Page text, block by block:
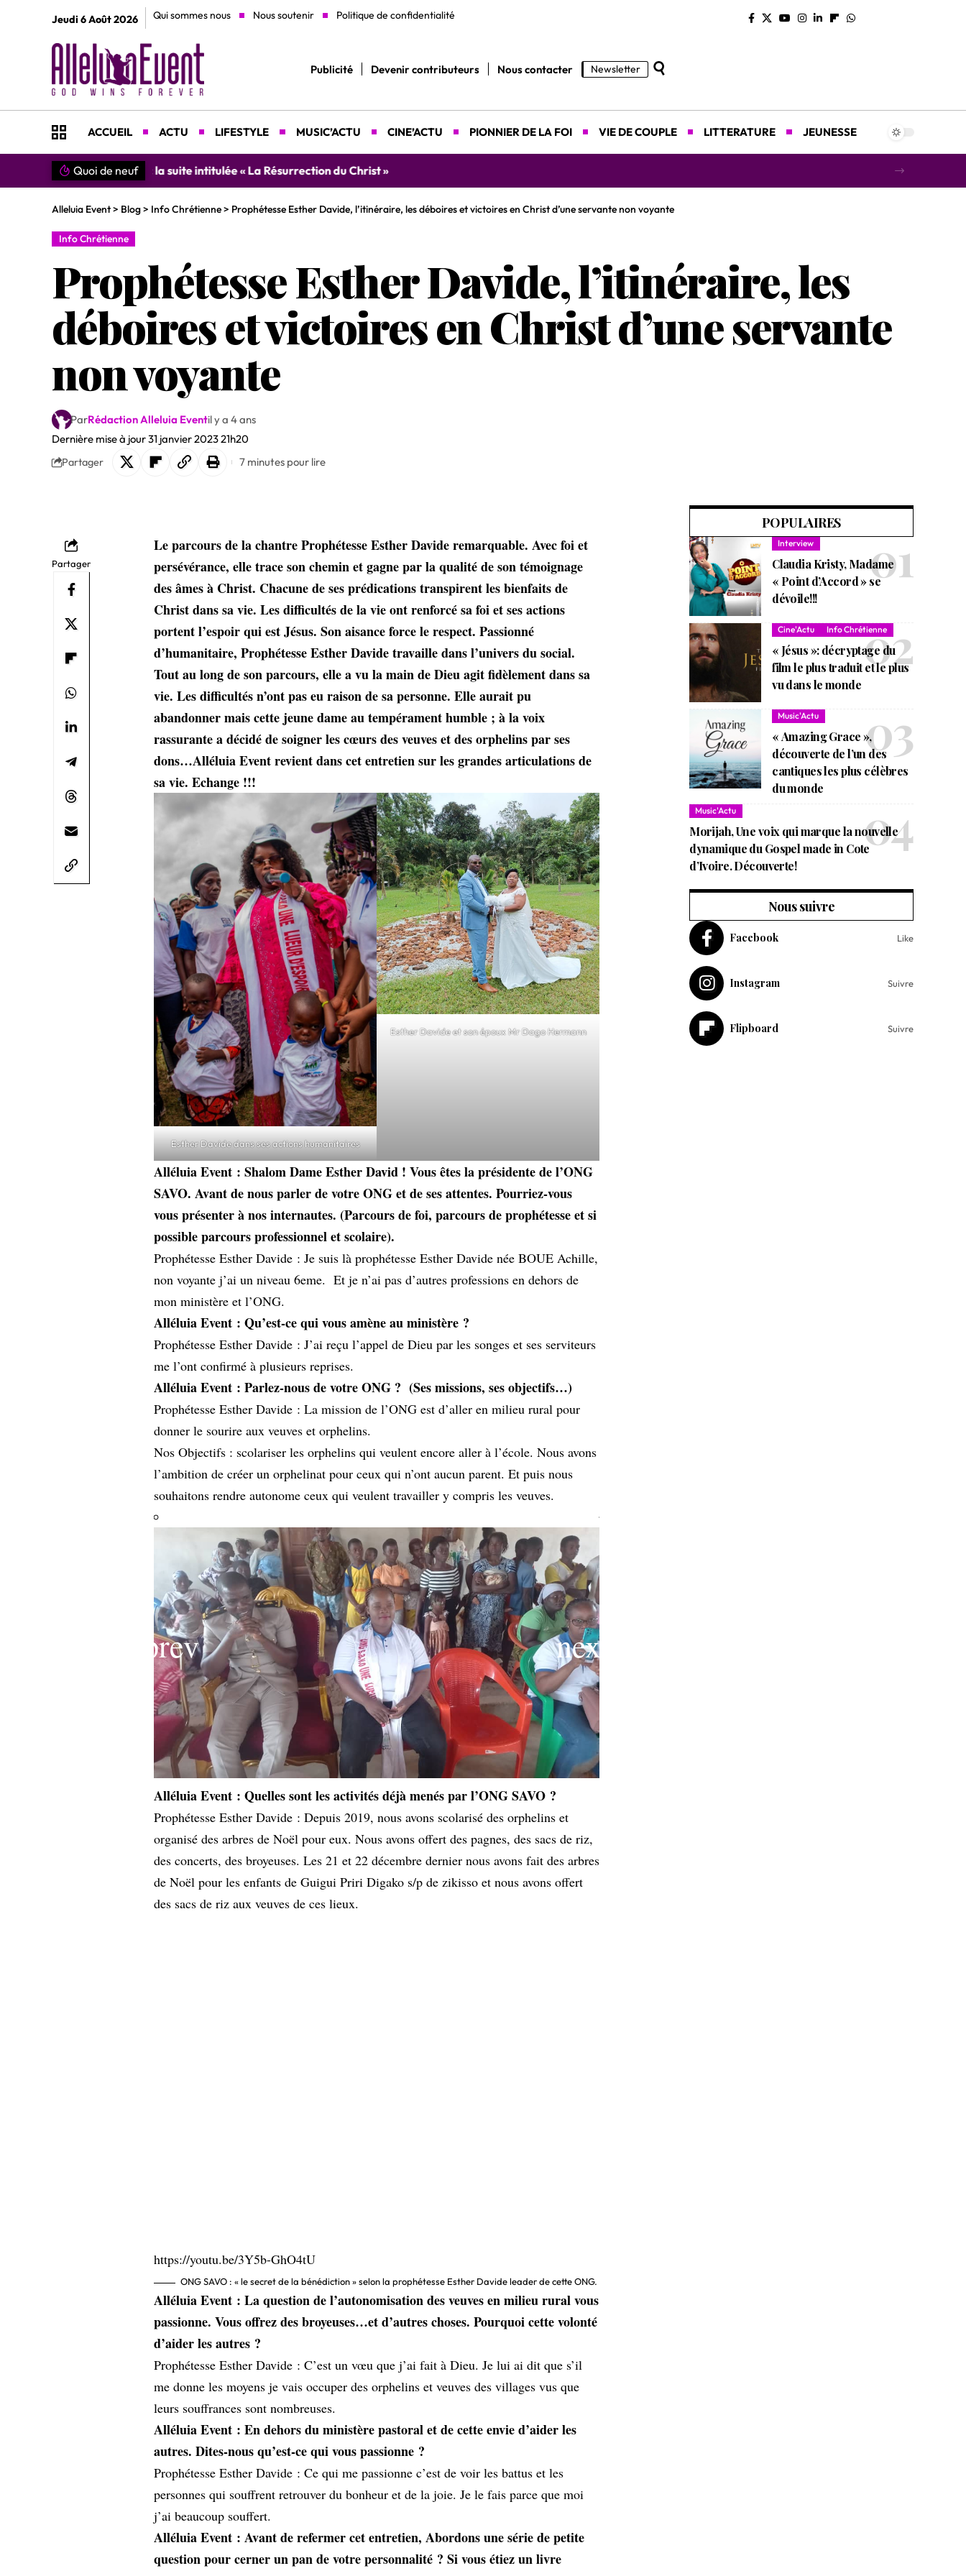
Jeudi 6 Août 2026 Qui sommes nous Nous soutenir Politique de confidentialité
Publicité Devenir contributeurs Nous contacter Newsletter
ACCUEIL ACTU LIFESTYLE MUSIC’ACTU CINE’ACTU PIONNIER DE LA FOI VIE DE COUPLE LITTERATURE JEUNESSE
Quoi de neuf »SIMPLEMENT MERCI » : Chantre Lyah donne rendez-vous le 9 août prochain à Abidjan pour un concert caritatif au profit des orphelins
Alleluia Event> Blog> Info Chrétienne> Prophétesse Esther Davide, l’itinéraire, les déboires et victoires en Christ d’une servante non voyante
Info Chrétienne
Prophétesse Esther Davide, l’itinéraire, les
déboires et victoires en Christ d’une servante
non voyante
Dernière mise à jour 31 janvier 2023 21h20
ParRédaction Alleluia Eventil y a 4 ans
Partager 7 minutes pour lire
Partager
Le parcours de la chantre Prophétesse Esther Davide remarquable. Avec foi et
persévérance, elle trace son chemin et gagne par la qualité de son témoignage
des âmes à Christ. Chacune de ses prédications transpirent les bienfaits de
Christ dans sa vie. Les difficultés de la vie ont renforcé sa foi et ses actions
portent l’espoir qui est Jésus. Son aisance force le respect. Passionné
d’humanitaire, Prophétesse Esther Davide travaille dans l’univers du social.
Tout au long de son parcours, elle a vu la main de Dieu agit fidèlement dans sa
vie. Les difficultés n’ont pas eu raison de sa personne. Elle aurait pu
abandonner mais cette jeune dame au tempérament humble ; à la voix
rassurante a décidé de soigner les cœurs des veuves et des orphelins par ses
dons…Alléluia Event revient dans cet entretien sur les grandes articulations de
sa vie. Echange !!!
Esther Davide dans ses actions humanitaires
Esther Davide et son époux Mr Dago Hermann
Alléluia Event : Shalom Dame Esther David ! Vous êtes la présidente de l’ONG
SAVO. Avant de nous parler de votre ONG et de ses attentes. Pourriez-vous
vous présenter à nos internautes. (Parcours de foi, parcours de prophétesse et si
possible parcours professionnel et scolaire).
Prophétesse Esther Davide : Je suis là prophétesse Esther Davide née BOUE Achille,
non voyante j’ai un niveau 6eme. Et je n’ai pas d’autres professions en dehors de
mon ministère et l’ONG.
Alléluia Event :Qu’est-ce qui vous amène au ministère ?
Prophétesse Esther Davide : J’ai reçu l’appel de Dieu par les songes et ses serviteurs
me l’ont confirmé à plusieurs reprises.
Alléluia Event :Parlez-nous de votre ONG ? (Ses missions, ses objectifs…)
Prophétesse Esther Davide : La mission de l’ONG est d’aller en milieu rural pour
donner le sourire aux veuves et orphelins.
Nos Objectifs : scolariser les orphelins qui veulent encore aller à l’école. Nous avons
l’ambition de créer un orphelinat pour ceux qui n’ont aucun parent. Et puis nous
souhaitons rendre autonome ceux qui veulent travailler y compris les veuves.
Alléluia Event :Quelles sont les activités déjà menés par l’ONG SAVO ?
Prophétesse Esther Davide : Depuis 2019, nous avons scolarisé des orphelins et
organisé des arbres de Noël pour eux. Nous avons offert des pagnes, des sacs de riz,
des concerts, des broyeuses. Les 21 et 22 décembre dernier nous avons fait des arbres
de Noël pour les enfants de Guigui Priri Digako s/p de zikisso et nous avons offert
des sacs de riz aux veuves de ces lieux.
https://youtu.be/3Y5b-GhO4tU
ONG SAVO : « le secret de la bénédiction » selon la prophétesse Esther Davide leader de cette ONG.
Alléluia Event : La question de l’autonomisation des veuves en milieu rural vous
passionne. Vous offrez des broyeuses…et d’autres choses. Pourquoi cette volonté
d’aider les autres ?
Prophétesse Esther Davide : C’est un vœu que j’ai fait à Dieu. Je lui ai dit que s’il
me donne les moyens je vais occuper des orphelins et veuves des villages vus que
leurs souffrances sont nombreuses.
Alléluia Event :En dehors du ministère pastoral et de cette envie d’aider les
autres. Dites-nous qu’est-ce qui vous passionne ?
Prophétesse Esther Davide : Ce qui me passionne c’est de voir les battus et les
personnes qui souffrent retrouver du bonheur et de la joie. Je le fais parce que moi
j’ai beaucoup souffert.
Alléluia Event :Avant de refermer cet entretien, Abordons une série de petite
question pour cerner un pan de votre personnalité ? Si vous étiez un livre
POPULAIRES
Interview
Claudia Kristy, Madame
« Point d’Accord » se
dévoile!!!
Cine'Actu Info Chrétienne
« Jésus »: décryptage du
film le plus traduit et le plus
vu dans le monde
Music'Actu
« Amazing Grace »,
découverte de l’un des
cantiques les plus célèbres
du monde
Music'Actu
Morijah, Une voix qui marque la nouvelle
dynamique du Gospel made in Cote
d’Ivoire. Découverte!
Nous suivre
Facebook Like
Instagram Suivre
Flipboard Suivre